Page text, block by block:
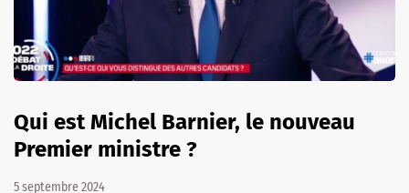
Qui est Michel Barnier, le nouveau
Premier ministre ?
5 septembre 2024